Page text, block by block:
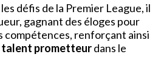
défis de la Premier League, il
gagnant des éloges pour
compétences, renforçant ainsi
talent prometteurdans le